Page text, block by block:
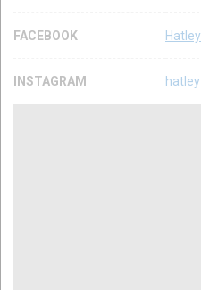
FACEBOOK Hatley
INSTAGRAM hatley